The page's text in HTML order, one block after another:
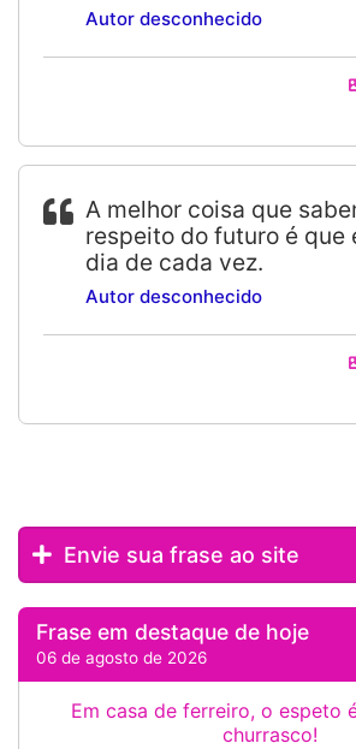
Autor desconhecido
A melhor coisa que
respeito do futuro é que
dia de cada vez.
Autor desconhecido
Envie sua frase ao site
Frase em destaque de hoje
06 de agosto de 2026
Em casa de ferreiro, o espeto
churrasco!